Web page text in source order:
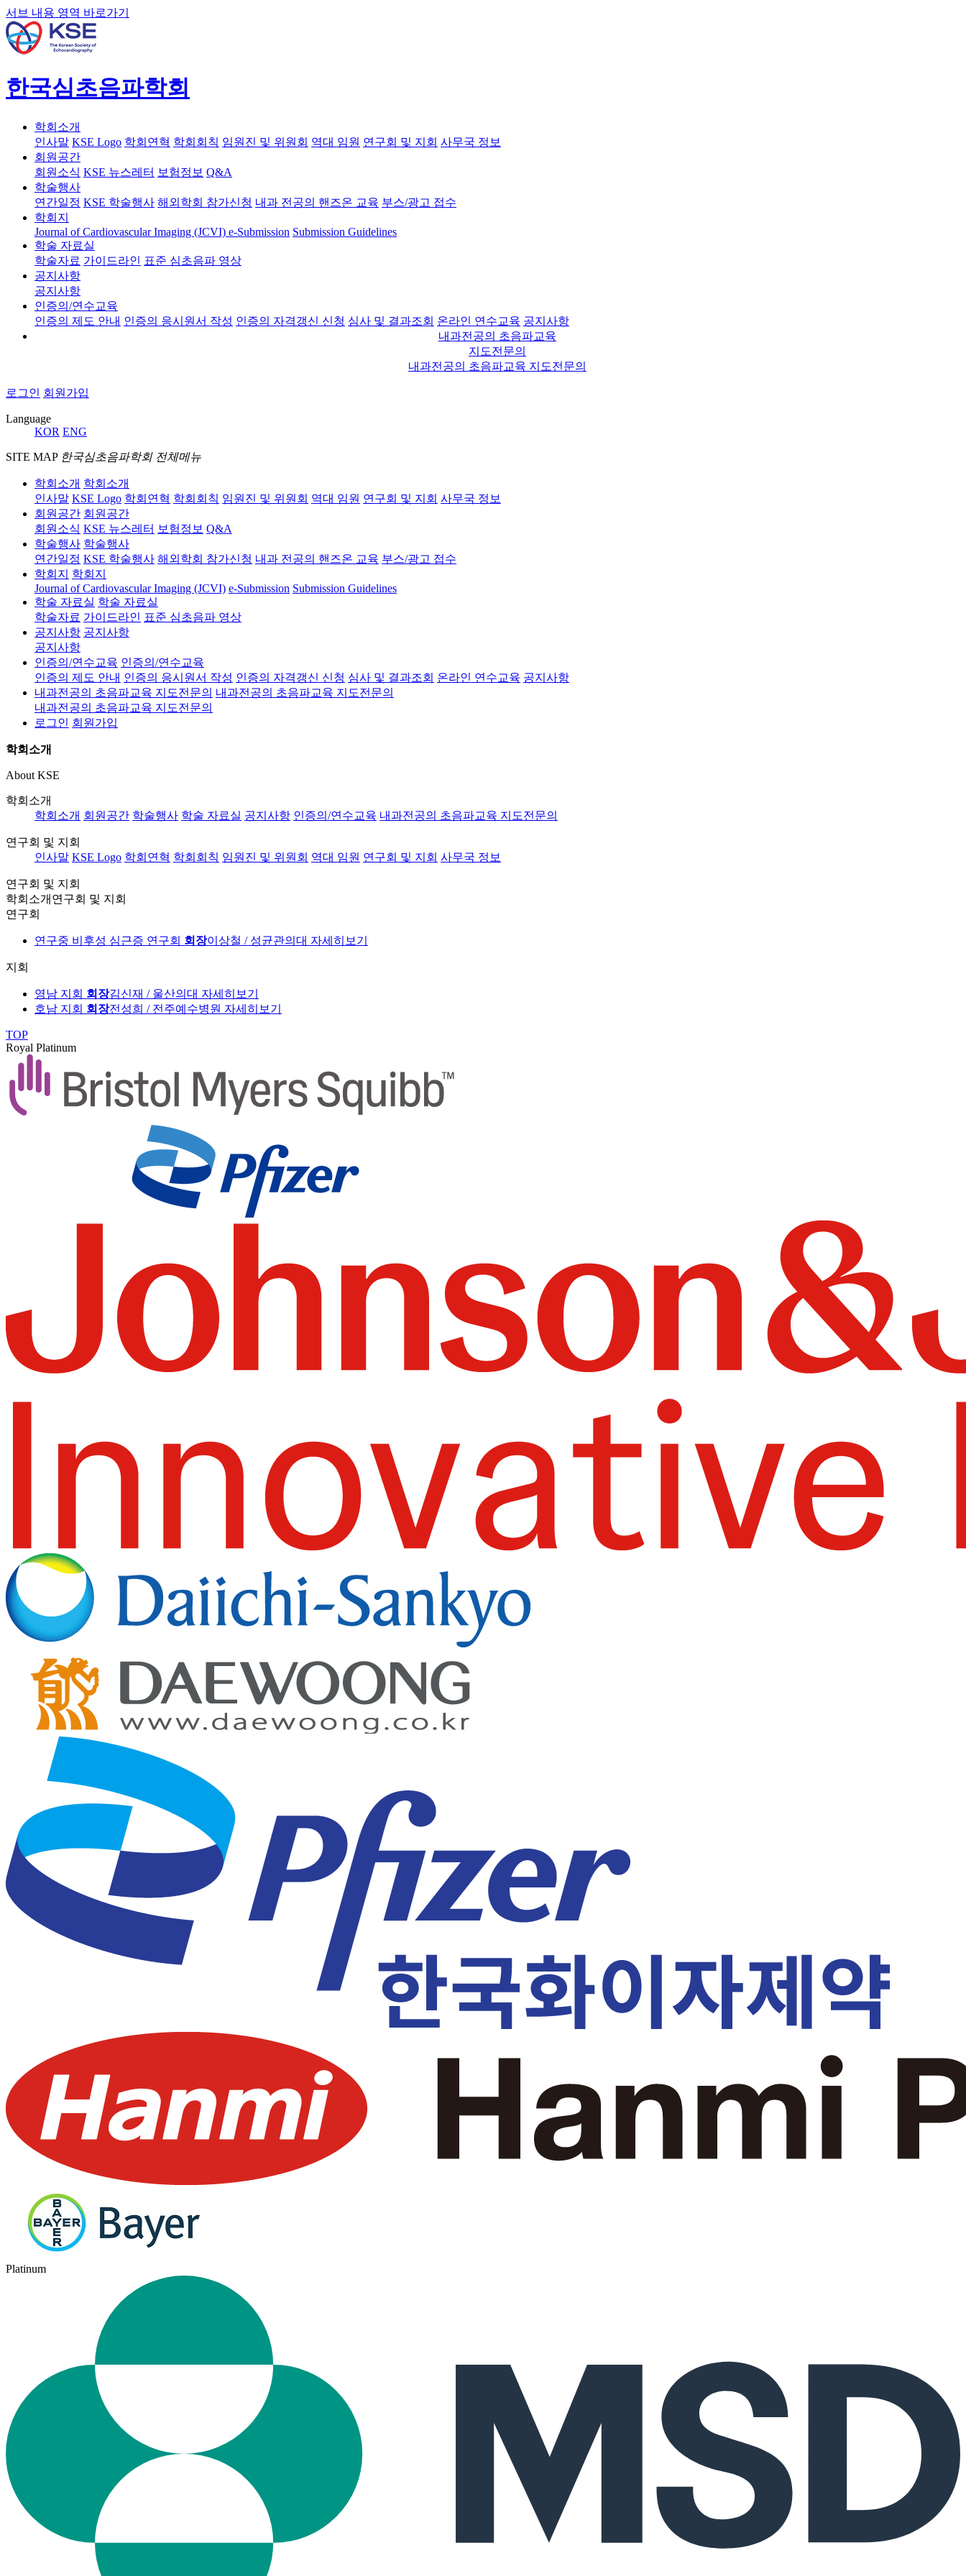
서브 내용 영역 바로가기
한국심초음파학회
학회소개
인사말 KSE Logo 학회연혁 학회회칙 임원진 및 위원회 역대 임원 연구회 및 지회 사무국 정보
회원공간
회원소식 KSE 뉴스레터 보험정보 Q&A
학술행사
연간일정 KSE 학술행사 해외학회 참가신청 내과 전공의 핸즈온 교육 부스/광고 접수
학회지
Journal of Cardiovascular Imaging (JCVI) e-Submission Submission Guidelines
학술 자료실
학술자료 가이드라인 표준 심초음파 영상
공지사항
공지사항
인증의/연수교육
인증의 제도 안내 인증의 응시원서 작성 인증의 자격갱신 신청 심사 및 결과조회 온라인 연수교육 공지사항
내과전공의 초음파교육
지도전문의
내과전공의 초음파교육 지도전문의
로그인 회원가입
Language
KOR ENG
SITE MAP 한국심초음파학회 전체메뉴
학회소개 학회소개
인사말 KSE Logo 학회연혁 학회회칙 임원진 및 위원회 역대 임원 연구회 및 지회 사무국 정보
회원공간 회원공간
회원소식 KSE 뉴스레터 보험정보 Q&A
학술행사 학술행사
연간일정 KSE 학술행사 해외학회 참가신청 내과 전공의 핸즈온 교육 부스/광고 접수
학회지
학회지
Journal of Cardiovascular Imaging (JCVI) e-Submission Submission Guidelines
학술 자료실 학술 자료실
학술자료 가이드라인 표준 심초음파 영상
공지사항 공지사항
공지사항
인증의/연수교육 인증의/연수교육
인증의 제도 안내 인증의 응시원서 작성 인증의 자격갱신 신청 심사 및 결과조회 온라인 연수교육 공지사항
내과전공의 초음파교육 지도전문의 내과전공의 초음파교육 지도전문의
내과전공의 초음파교육 지도전문의
로그인 회원가입
학회소개
About KSE
학회소개
학회소개 회원공간 학술행사 학술 자료실 공지사항 인증의/연수교육 내과전공의 초음파교육 지도전문의
연구회 및 지회
인사말 KSE Logo 학회연혁 학회회칙 임원진 및 위원회 역대 임원 연구회 및 지회 사무국 정보
연구회 및 지회
학회소개 연구회 및 지회
연구회
연구중 비후성 심근증 연구회 회장이상철 / 성균관의대 자세히보기
지회
영남 지회 회장김신재 / 울산의대 자세히보기
호남 지회 회장전성희 / 전주예수병원 자세히보기
TOP
Royal Platinum
Platinum